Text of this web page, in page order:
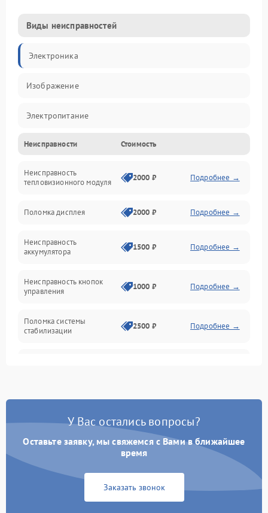
Виды неисправностей
Электроника
Изображение
Электропитание
Измерения
Матрица
Неисправности Стоимость
Неисправность
тепловизионного модуля
2000 ₽ Подробнее →
Поломка дисплея 2000 ₽ Подробнее →
Неисправность
аккумулятора
1500 ₽ Подробнее →
Неисправность кнопок
управления
1000 ₽ Подробнее →
Поломка системы
стабилизации
2500 ₽ Подробнее →
Неисправность системы
Поломка системы GPS 2000 ₽ Подробнее →
Повреждение системы
защиты от перегрузок
1500 ₽
У Вас остались вопросы?
Оставьте заявку, мы свяжемся с Вами в ближайшее
время
Заказать звонок